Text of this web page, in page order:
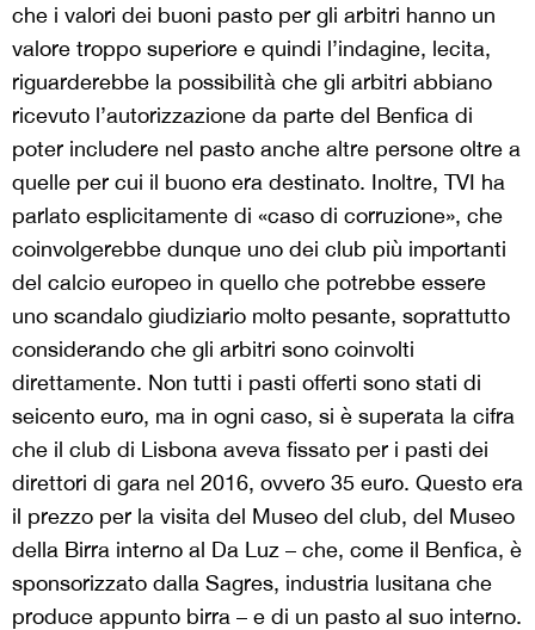
che i valori dei buoni pasto per gli arbitri hanno un
valore troppo superiore e quindi l’indagine, lecita,
riguarderebbe la possibilità che gli arbitri abbiano
ricevuto l’autorizzazione da parte del Benfica di
poter includere nel pasto anche altre persone oltre a
quelle per cui il buono era destinato. Inoltre, TVI ha
parlato esplicitamente di «caso di corruzione», che
coinvolgerebbe dunque uno dei club più importanti
del calcio europeo in quello che potrebbe essere
uno scandalo giudiziario molto pesante, soprattutto
considerando che gli arbitri sono coinvolti
direttamente. Non tutti i pasti offerti sono stati di
seicento euro, ma in ogni caso, si è superata la cifra
che il club di Lisbona aveva fissato per i pasti dei
direttori di gara nel 2016, ovvero 35 euro. Questo era
il prezzo per la visita del Museo del club, del Museo
della Birra interno al Da Luz – che, come il Benfica, è
sponsorizzato dalla Sagres, industria lusitana che
produce appunto birra – e di un pasto al suo interno.